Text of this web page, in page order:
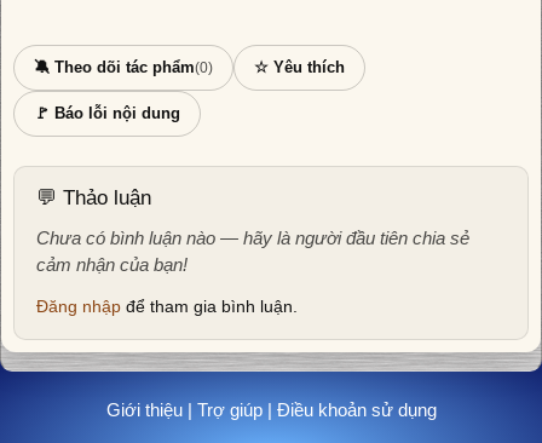
🔕 Theo dõi tác phẩm(0) ☆ Yêu thích
🚩 Báo lỗi nội dung
💬 Thảo luận
Chưa có bình luận nào — hãy là người đầu tiên chia sẻ
cảm nhận của bạn!
Đăng nhập để tham gia bình luận.
Giới thiệu| Trợ giúp| Điều khoản sử dụng